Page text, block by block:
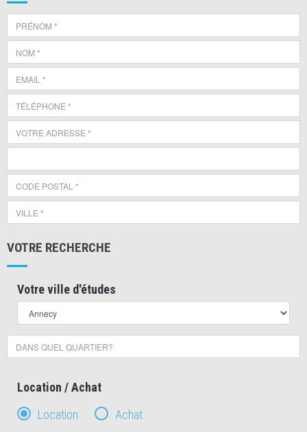
VOTRE RECHERCHE
Votre ville d'études
Location / Achat
Location
Achat